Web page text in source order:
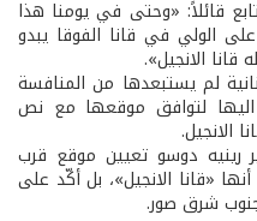
قائلاً: «وحتى في يومنا هذا
الولي في قانا الفوقا يبدو
قانا الانجيل».
لم يستبعدها من المنافسة
اليها لتوافق موقعها مع نص
الانجيل.
رينيه دوسو تعيين موقع قرب
«قانا الانجيل»، بل أكّد على
جنوب شرق صور.